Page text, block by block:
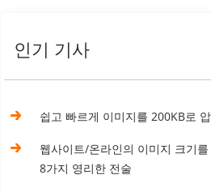
인기 기사
쉽고 빠르게 이미지를 200KB로
웹사이트/온라인의 이미지 크기
8가지 영리한 전술